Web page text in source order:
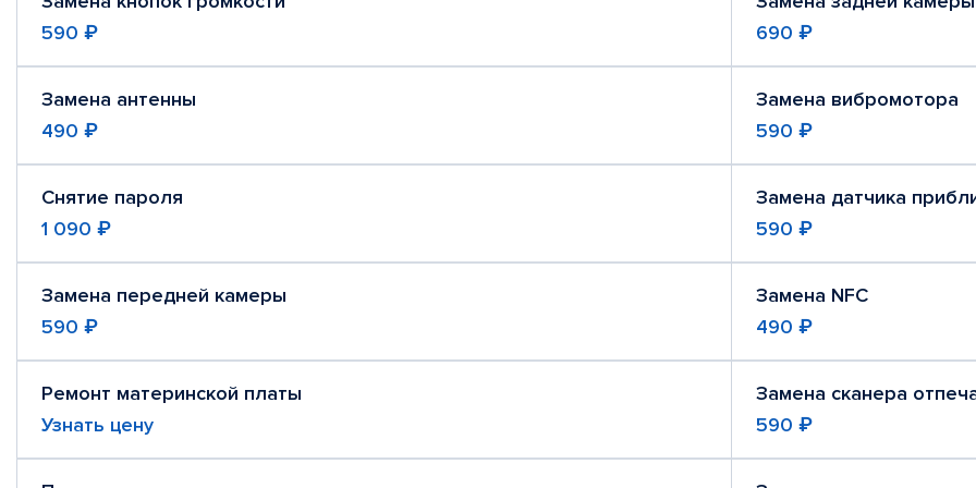
590 ₽
690 ₽
Замена антенны
490 ₽
Замена вибромотора
590 ₽
Снятие пароля
1 090 ₽
Замена датчика
590 ₽
Замена передней камеры
590 ₽
Замена NFC
490 ₽
Ремонт материнской платы
Узнать цену
Замена сканера
590 ₽